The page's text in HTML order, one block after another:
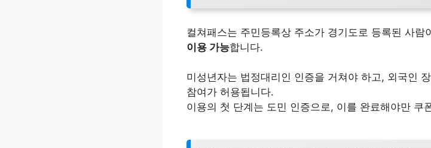
컬쳐패스는 주민등록상 주소가 경기도로 등록된 사람
이용 가능합니다.
미성년자는 법정대리인 인증을 거쳐야 하고, 외국인
참여가 허용됩니다.
이용의 첫 단계는 도민 인증으로, 이를 완료해야만 쿠